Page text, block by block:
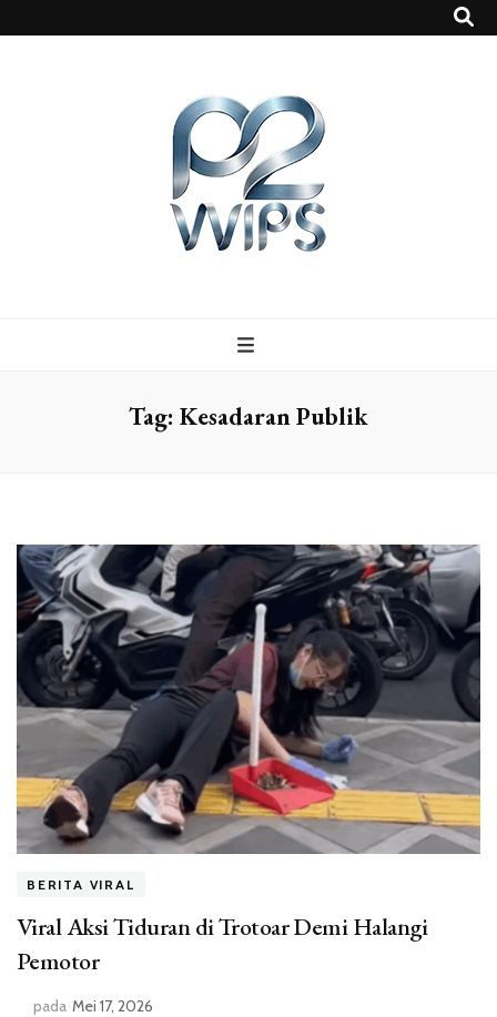
Tag: Kesadaran Publik
BERITA VIRAL
Viral Aksi Tiduran di Trotoar Demi Halangi
Pemotor
pada Mei 17, 2026